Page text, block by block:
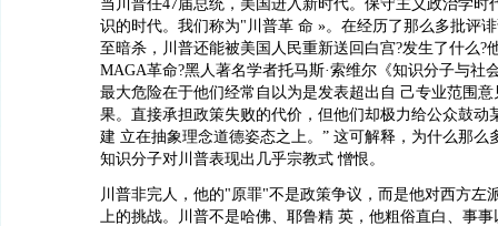
当川普任47届总统，美国进入新时代。保守主义政治学时
识的时代。我们称为"川普革 命 »。在经历了那么多批评
至暗杀，川普还能被美国人⺠重新送回白宫?发生了什么?
MAGA革命?黑人著名学者托⻢斯·索维尔《知识分子与社
最大危险在于他们经常自以为是发表超出自 己专业范围
果。直接承担政策失败的代价，但他们却极力给公众鼓动
建 立在抽象理念道德姿态之上。” 这可解释，为什么那么
知识分子对川普表现出几乎宗教式 憎恨。
川普非完人，他的"原罪"不是政策争议，而是他对⻄方左
上的挑战。川普不是哈佛、耶鲁精 英，他粗俗直白、事